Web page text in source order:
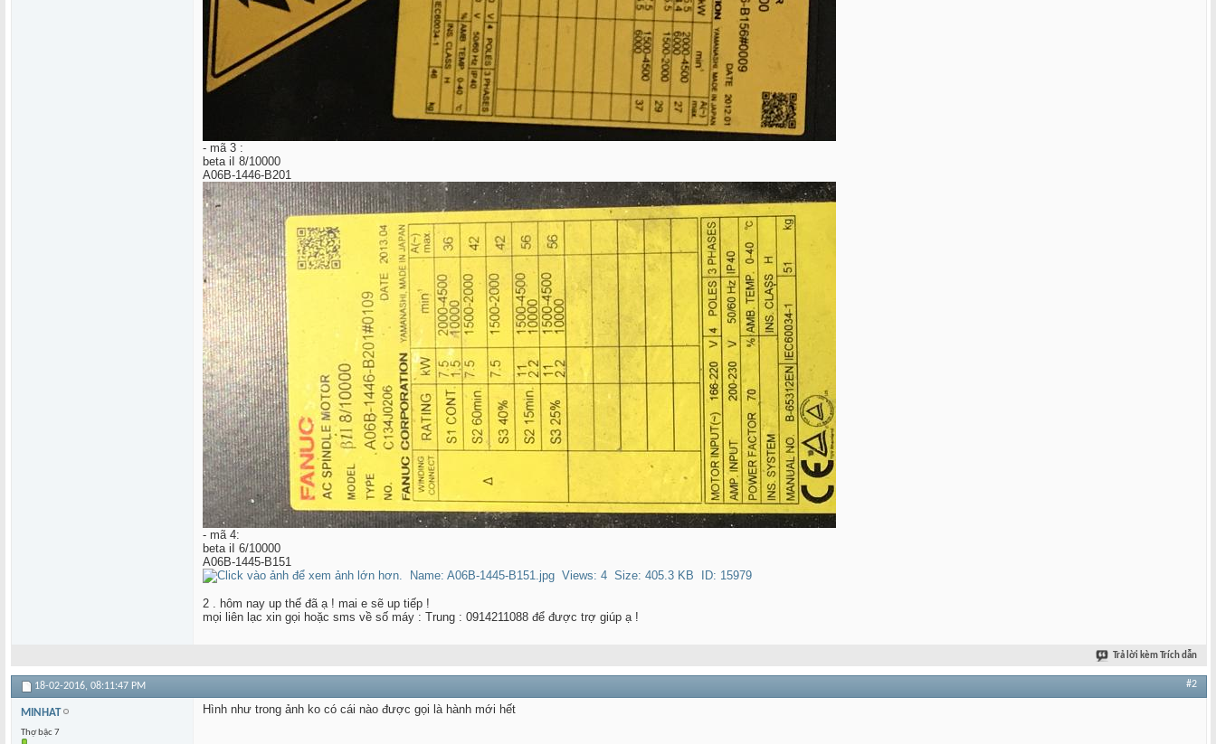
- mã 3 :
beta iI 8/10000
A06B-1446-B201
- mã 4:
beta iI 6/10000
A06B-1445-B151
2 . hôm nay up thế đã ạ ! mai e sẽ up tiếp !
mọi liên lạc xin gọi hoặc sms về số máy : Trung : 0914211088 để được trợ giúp ạ !
Trả lời kèm Trích dẫn
18-02-2016, 08:11:47 PM #2
MINHAT
Thợ bậc 7
Hình như trong ảnh ko có cái nào được gọi là hành mới hết